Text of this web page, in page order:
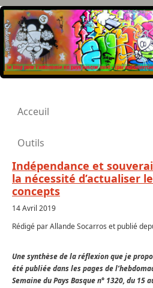
Acceuil
Outils
Indépendance et
la nécessité d’actualiser
concepts
14 Avril 2019
Rédigé par Allande Socarros et publié
Une synthèse de la réflexion que je
été publiée dans les pages de
Semaine du Pays Basque n° 1320, du 15